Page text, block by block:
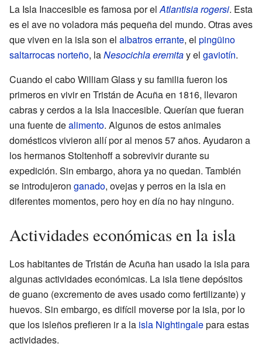
La Isla Inaccesible es famosa por elAtlantisia rogersi. Esta
es el ave no voladora más pequeña del mundo. Otras aves
que viven en la isla son el albatros errante, el pingüino
saltarrocas norteño, laNesocichla eremitay el gaviotín.
Cuando el cabo William Glass y su familia fueron los
primeros en vivir en Tristán de Acuña en 1816, llevaron
cabras y cerdos a la Isla Inaccesible. Querían que fueran
una fuente dealimento. Algunos de estos animales
domésticos vivieron allí por al menos 57 años. Ayudaron a
los hermanos Stoltenhoff a sobrevivir durante su
expedición. Sin embargo, ahora ya no quedan. También
se introdujeron ganado, ovejas y perros en la isla en
diferentes momentos, pero hoy en día no hay ninguno.
Actividades económicas en la isla
Los habitantes de Tristán de Acuña han usado la isla para
algunas actividades económicas. La isla tiene depósitos
de guano (excremento de aves usado como fertilizante) y
huevos. Sin embargo, es difícil moverse por la isla, por lo
que los isleños prefieren ir a la isla Nightingalepara estas
actividades.